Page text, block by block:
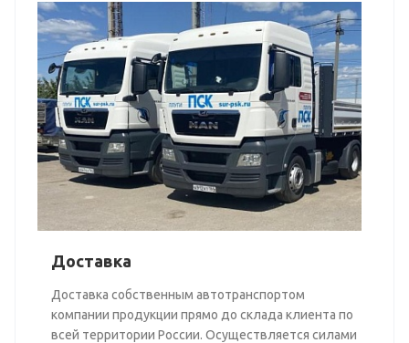
Доставка
Доставка собственным автотранспортом
компании продукции прямо до склада клиента по
всей территории России. Осуществляется силами